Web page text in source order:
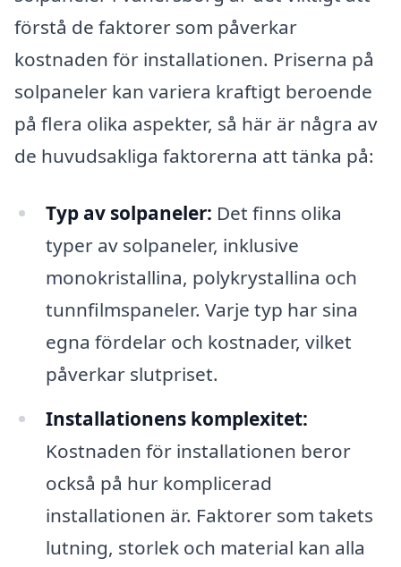
förstå de faktorer som påverkar
kostnaden för installationen. Priserna på
solpaneler kan variera kraftigt beroende
på flera olika aspekter, så här är några av
de huvudsakliga faktorerna att tänka på:
Typ av solpaneler: Det finns olika
typer av solpaneler, inklusive
monokristallina, polykrystallina och
tunnfilmspaneler. Varje typ har sina
egna fördelar och kostnader, vilket
påverkar slutpriset.
Installationens komplexitet:
Kostnaden för installationen beror
också på hur komplicerad
installationen är. Faktorer som takets
lutning, storlek och material kan alla